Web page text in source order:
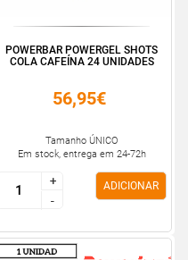
POWERBAR POWERGEL SHOTS
COLA CAFEÍNA 24 UNIDADES
56,95€
Tamanho ÚNICO
Em stock, entrega em 24-72h
+
-
+
-
ADICIONAR